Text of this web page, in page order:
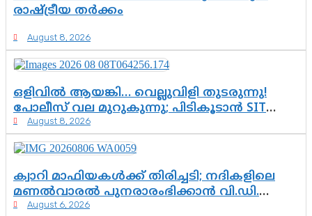
രാഷ്ട്രീയ തർക്കം
August 8, 2026
ഒളിവിൽ ആയങ്കി… വെല്ലുവിളി തുടരുന്നു!
പോലീസ് വല മുറുകുന്നു; പിടികൂടാൻ SIT
രംഗത്ത്. ഇനി ചോദ്യം ആയങ്കി എവിടെ
എന്നത് മാത്രം അല്ല—ആയങ്കി
കസ്റ്റഡിയിലായാൽ പുറത്തുവരുക
എന്തൊക്കെ വിവരങ്ങൾ?”
August 8, 2026
ക്വാറി മാഫിയകൾക്ക് തിരിച്ചടി; നദികളിലെ
മണൽവാരൽ പുനരാരംഭിക്കാൻ വി.ഡി.
സർക്കാർ തീരുമാനം
August 6, 2026